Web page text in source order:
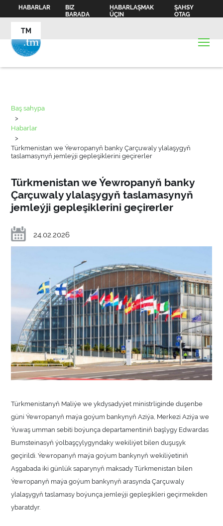
HABARLAR
BIZ
BARADA
HABARLAŞMAK
ÜÇIN
ŞAHSY
OTAG
TM
Baş sahypa
>
Habarlar
>
Türkmenistan we Ýewropanyň banky Çarçuwaly ylalaşygyň
taslamasynyň jemleýji gepleşiklerini geçirerler
Türkmenistan we Ýewropanyň banky
Çarçuwaly ylalaşygyň taslamasynyň
jemleýji gepleşiklerini geçirerler
24.02.2026
Türkmenistanyň Maliýe we ykdysadyýet ministrliginde duşenbe
güni Ýewropanyň maýa goýum bankynyň Aziýa, Merkezi Aziýa we
Ýuwaş umman sebiti boýunça departamentiniň başlygy Edwardas
Bumsteinasyň ýolbaşçylygyndaky wekiliýet bilen duşuşyk
geçirildi. Ýewropanyň maýa goýum bankynyň wekiliýetiniň
Aşgabada iki günlük saparynyň maksady Türkmenistan bilen
Ýewropanyň maýa goýum bankynyň arasynda Çarçuwaly
ylalaşygyň taslamasy boýunça jemleýji gepleşikleri geçirmekden
ybaratdyr.